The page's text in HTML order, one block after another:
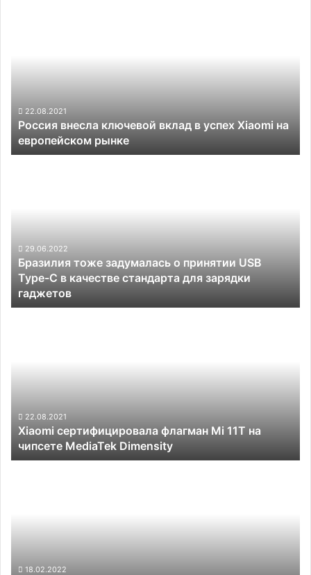
на
европейском
рынке
22.08.2021
Россия внесла ключевой вклад в успех Xiaomi на
европейском рынке
Type-
качестве
стандарта
29.06.2022
Бразилия тоже задумалась о принятии USB
Type-C в качестве стандарта для зарядки
гаджетов
MediaTek
Dimensity
22.08.2021
Xiaomi сертифицировала флагман Mi 11T на
чипсете MediaTek Dimensity
камерой
18.02.2022